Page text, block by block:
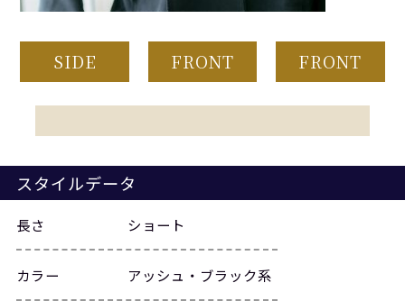
SIDE FRONT FRONT
スタイルデータ
長さ ショート
カラー アッシュ・ブラック系